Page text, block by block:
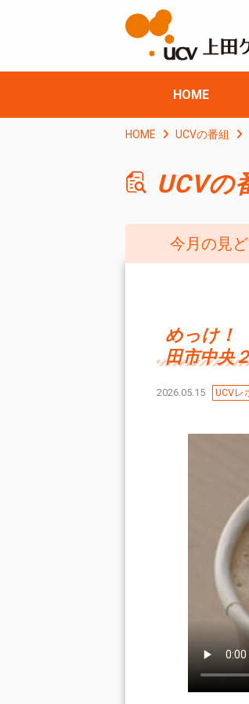
HOME
HOME UCVの番組
UCVの
今月の見
めっけ！
田市中央
2026.05.15 UCVレ